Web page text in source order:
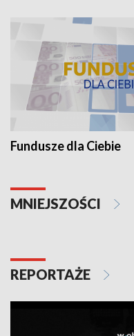
Fundusze dla Ciebie
MNIEJSZOŚCI
REPORTAŻE